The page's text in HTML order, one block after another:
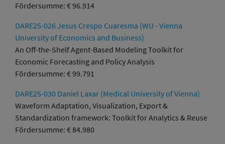
Fördersumme: € 96.914
DARE25-026 Jesus Crespo Cuaresma (WU - Vienna
University of Economics and Business)
An Off-the-Shelf Agent-Based Modeling Toolkit for
Economic Forecasting and Policy Analysis
Fördersumme: € 99.791
DARE25-030 Daniel Laxar (Medical University of Vienna)
Waveform Adaptation, Visualization, Export &
Standardization framework: Toolkit for Analytics & Reuse
Fördersumme: € 84.980